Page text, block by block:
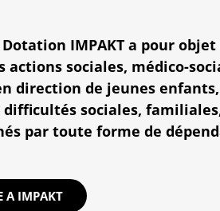
Dotation IMPAKT a pour objet
sociales, médico-
direction de jeunes
sociales,
par toute forme de
A IMPAKT